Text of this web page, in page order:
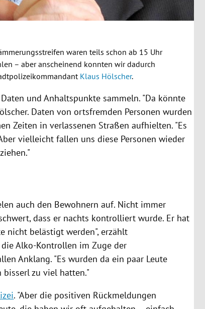
waren teils schon ab 15 Uhr
– aber anscheinend konnten wir dadurch
Klaus Hölscher.
und Anhaltspunkte sammeln. "Da könnte
. Daten von ortsfremden Personen wurden
Zeiten in verlassenen Straßen aufhielten. "Es
vielleicht fallen uns diese Personen wieder
auch den Bewohnern auf. Nicht immer
dass er nachts kontrolliert wurde. Er hat
nicht belästigt werden", erzählt
die Alko-Kontrollen im Zuge der
Anklang. "Es wurden da ein paar Leute
bisserl zu viel hatten."
. "Aber die positiven Rückmeldungen